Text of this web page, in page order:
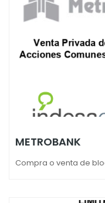
METROBANK
Compra o venta de